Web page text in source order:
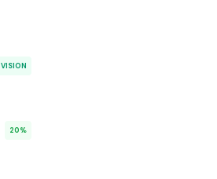
VISION
20%